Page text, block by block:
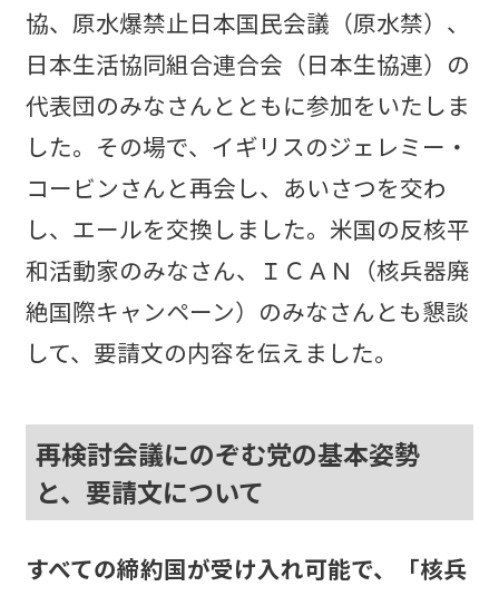
協、原水爆禁止日本国民会議（原水禁）、
日本生活協同組合連合会（日本生協連）の
代表団のみなさんとともに参加をいたしま
した。その場で、イギリスのジェレミー・
コービンさんと再会し、あいさつを交わ
し、エールを交換しました。米国の反核平
和活動家のみなさん、ＩＣＡＮ（核兵器廃
絶国際キャンペーン）のみなさんとも懇談
して、要請文の内容を伝えました。
再検討会議にのぞむ党の基本姿勢
と、要請文について
すべての締約国が受け入れ可能で、「核兵